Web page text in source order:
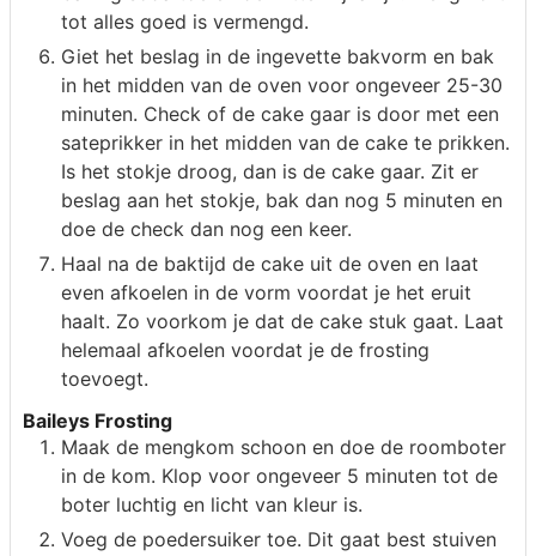
tot alles goed is vermengd.
Giet het beslag in de ingevette bakvorm en bak
in het midden van de oven voor ongeveer 25-30
minuten. Check of de cake gaar is door met een
sateprikker in het midden van de cake te prikken.
Is het stokje droog, dan is de cake gaar. Zit er
beslag aan het stokje, bak dan nog 5 minuten en
doe de check dan nog een keer.
Haal na de baktijd de cake uit de oven en laat
even afkoelen in de vorm voordat je het eruit
haalt. Zo voorkom je dat de cake stuk gaat. Laat
helemaal afkoelen voordat je de frosting
toevoegt.
Baileys Frosting
Maak de mengkom schoon en doe de roomboter
in de kom. Klop voor ongeveer 5 minuten tot de
boter luchtig en licht van kleur is.
Voeg de poedersuiker toe. Dit gaat best stuiven